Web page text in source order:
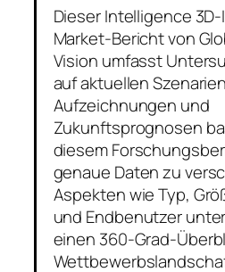
Dieser Intelligence
Market-Bericht von
Vision umfasst
auf aktuellen
Aufzeichnungen und
Zukunftsprognosen
diesem
genaue Daten zu
Aspekten wie Typ,
und Endbenutzer
einen 360-Grad-